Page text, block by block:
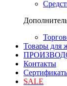
Товары для
Контакты
SALE